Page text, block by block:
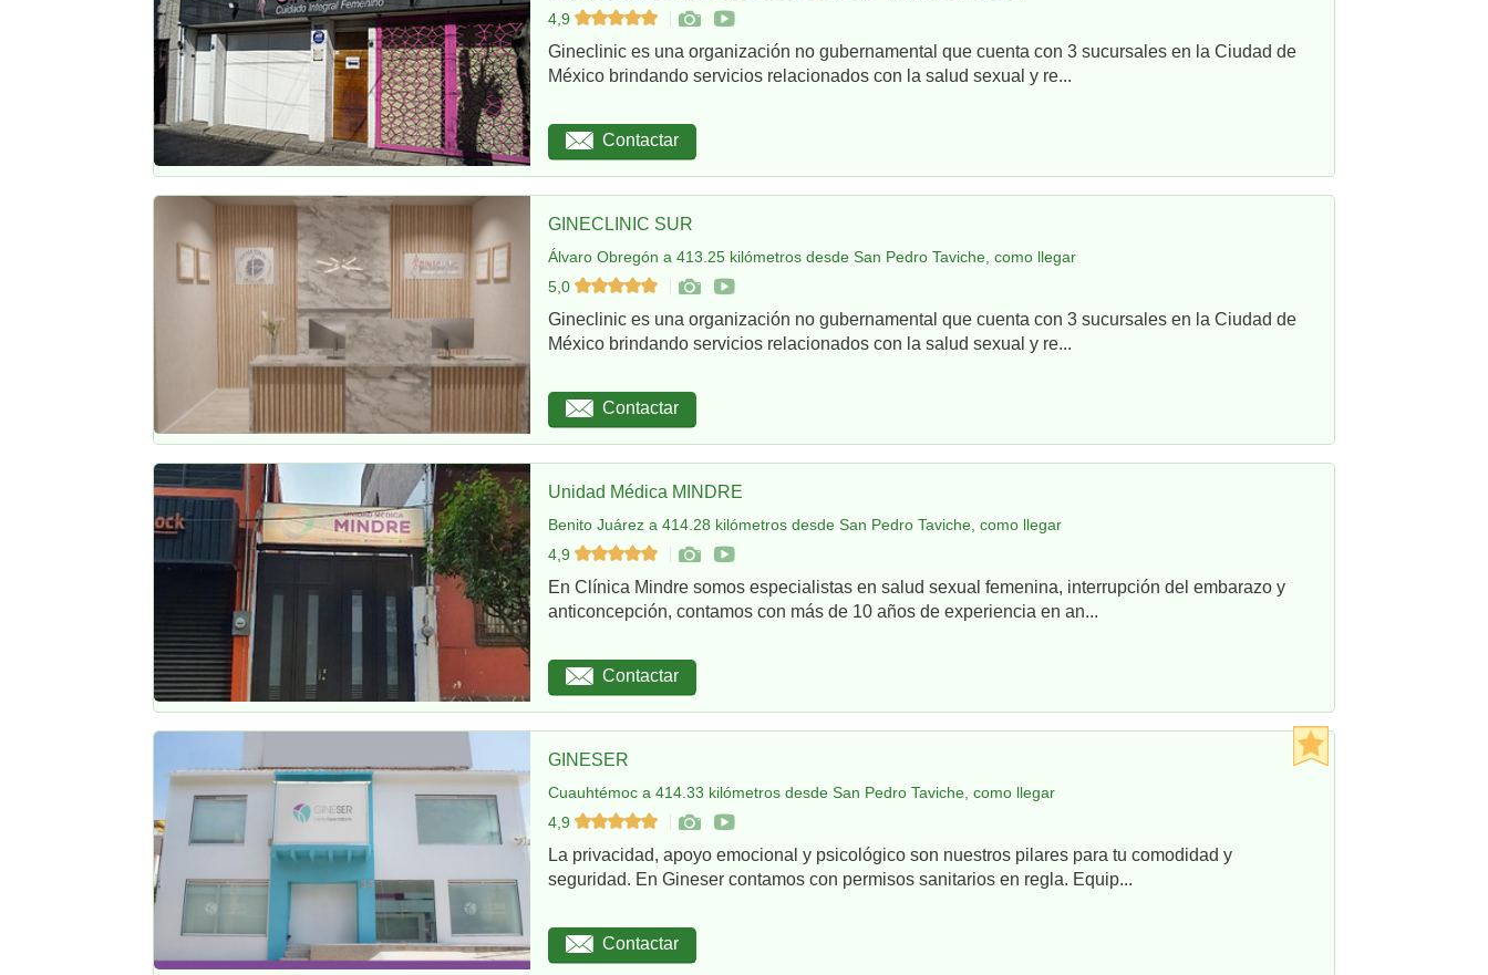
4,9
Gineclinic es una organización no gubernamental que cuenta con 3 sucursales en la Ciudad de
México brindando servicios relacionados con la salud sexual y re...
Contactar
GINECLINIC SUR
Álvaro Obregón a 413.25 kilómetros desde San Pedro Taviche, como llegar
5,0
Gineclinic es una organización no gubernamental que cuenta con 3 sucursales en la Ciudad de
México brindando servicios relacionados con la salud sexual y re...
Contactar
Unidad Médica MINDRE
Benito Juárez a 414.28 kilómetros desde San Pedro Taviche, como llegar
4,9
En Clínica Mindre somos especialistas en salud sexual femenina, interrupción del embarazo y
anticoncepción, contamos con más de 10 años de experiencia en an...
Contactar
GINESER
Cuauhtémoc a 414.33 kilómetros desde San Pedro Taviche, como llegar
4,9
La privacidad, apoyo emocional y psicológico son nuestros pilares para tu comodidad y
seguridad. En Gineser contamos con permisos sanitarios en regla. Equip...
Contactar